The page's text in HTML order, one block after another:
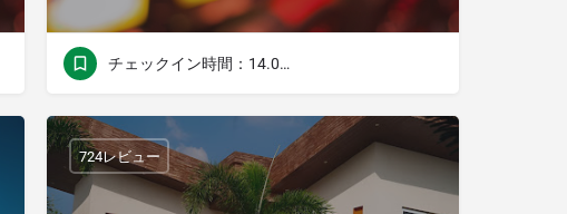
チェックイン時間：14.00チェックアウト時間：11.00
724レビュー